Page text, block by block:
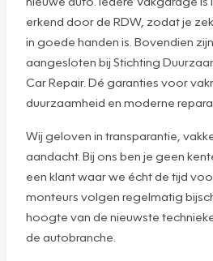
erkend door de RDW, zodat je
in goede handen is. Bovendien
aangesloten bij Stichting
Car Repair. Dé garanties voor
duurzaamheid en moderne
Wij geloven in transparantie,
aandacht. Bij ons ben je geen
een klant waar we écht de tijd
monteurs volgen regelmatig
hoogte van de nieuwste
de autobranche.